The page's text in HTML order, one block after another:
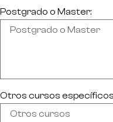
Postgrado o Master:
Otros cursos